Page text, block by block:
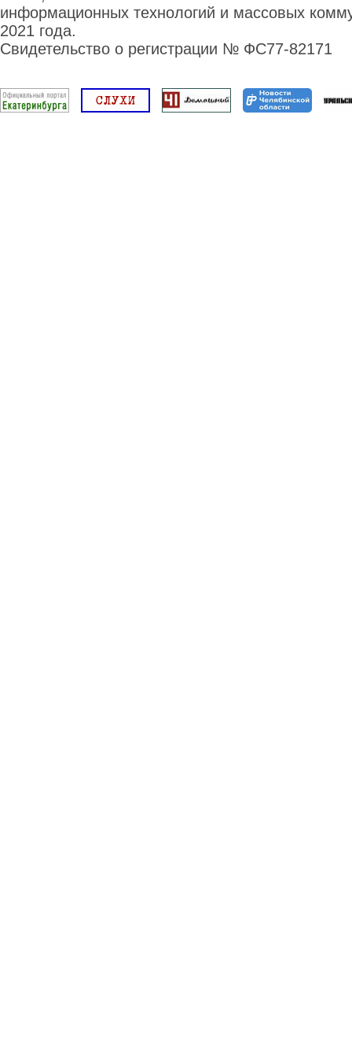
информационных технологий и массовых
2021 года.
Свидетельство о регистрации № ФС77-82171